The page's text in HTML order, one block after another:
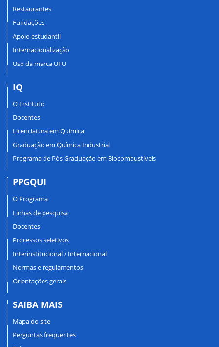
Restaurantes
Fundações
Apoio estudantil
Internacionalização
Uso da marca UFU
IQ
O Instituto
Docentes
Licenciatura em Química
Graduação em Química Industrial
Programa de Pós Graduação em Biocombustíveis
PPGQUI
O Programa
Linhas de pesquisa
Docentes
Processos seletivos
Interinstitucional / Internacional
Normas e regulamentos
Orientações gerais
SAIBA MAIS
Mapa do site
Perguntas frequentes